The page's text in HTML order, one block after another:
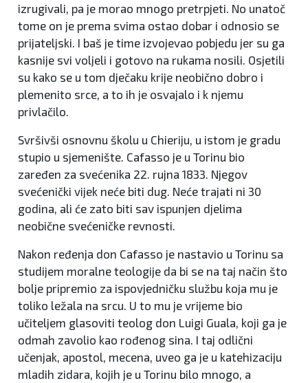
izrugivali, pa je morao mnogo pretrpjeti. No unatoč
tome on je prema svima ostao dobar i odnosio se
prijateljski. I baš je time izvojevao pobjedu jer su ga
kasnije svi voljeli i gotovo na rukama nosili. Osjetili
su kako se u tom dječaku krije neobično dobro i
plemenito srce, a to ih je osvajalo i k njemu
privlačilo.
Svršivši osnovnu školu u Chieriju, u istom je gradu
stupio u sjemenište. Cafasso je u Torinu bio
zaređen za svećenika 22. rujna 1833. Njegov
svećenički vijek neće biti dug. Neće trajati ni 30
godina, ali će zato biti sav ispunjen djelima
neobične svećeničke revnosti.
Nakon ređenja don Cafasso je nastavio u Torinu sa
studijem moralne teologije da bi se na taj način što
bolje pripremio za ispovjedničku službu koja mu je
toliko ležala na srcu. U to mu je vrijeme bio
učiteljem glasoviti teolog don Luigi Guala, koji ga je
odmah zavolio kao rođenog sina. I taj odlični
učenjak, apostol, mecena, uveo ga je u katehizaciju
mladih zidara, kojih je u Torinu bilo mnogo, a